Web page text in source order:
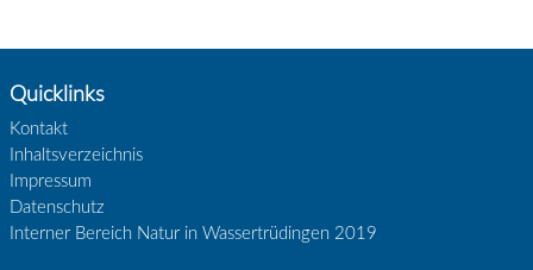
Quicklinks
Kontakt
Inhaltsverzeichnis
Impressum
Datenschutz
Interner Bereich Natur in Wassertrüdingen 2019